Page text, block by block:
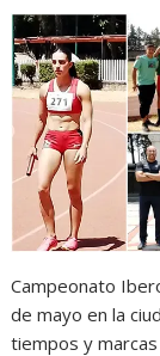
Campeonato
de mayo en la
tiempos y